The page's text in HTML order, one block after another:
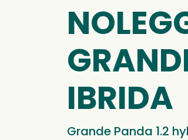
IBRIDA
Grande Panda 1.2